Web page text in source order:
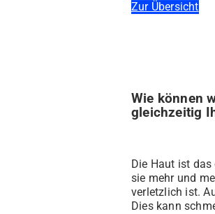
Zur Übersicht
Wie können
gleichzeitig
Die Haut ist
sie mehr und
verletzlich ist.
Dies kann